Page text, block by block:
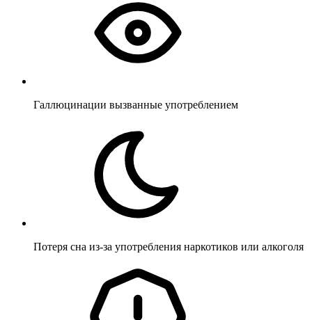
Галлюцинации вызванные употреблением
Потеря сна из-за употребления наркотиков или алкоголя